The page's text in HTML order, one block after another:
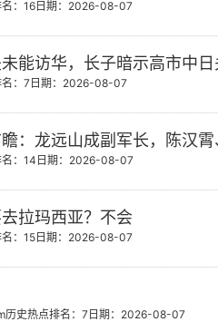
：16 日期：2026-08-07
能访华，长子暗示高市中
：7 日期：2026-08-07
：龙远山成副军长，陈汉
：14 日期：2026-08-07
拉玛西亚？不会
：15 日期：2026-08-07
历史热点排名：7 日期：2026-08-07